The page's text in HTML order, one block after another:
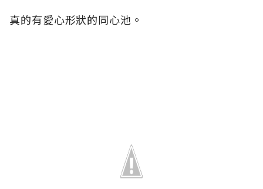
真的有愛心形狀的同心池。